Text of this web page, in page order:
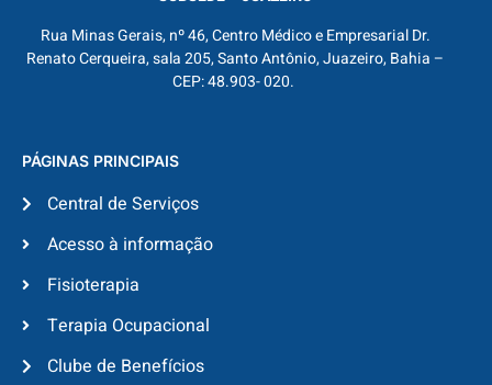
Rua Minas Gerais, nº 46, Centro Médico e Empresarial Dr.
Renato Cerqueira, sala 205, Santo Antônio, Juazeiro, Bahia –
CEP: 48.903- 020.
PÁGINAS PRINCIPAIS
Central de Serviços
Acesso à informação
Fisioterapia
Terapia Ocupacional
Clube de Benefícios